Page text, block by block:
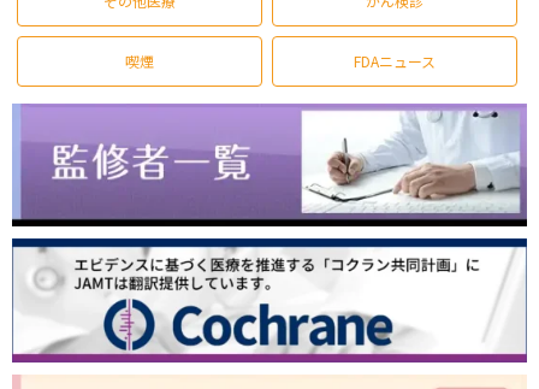
喫煙 FDAニュース